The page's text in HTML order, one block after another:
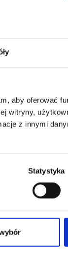
aby oferować
witryny,
z innymi
Statystyka